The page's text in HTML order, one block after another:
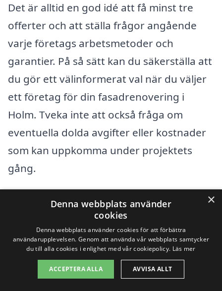
Det är alltid en god idé att få minst tre
offerter och att ställa frågor angående
varje företags arbetsmetoder och
garantier. På så sätt kan du säkerställa att
du gör ett välinformerat val när du väljer
ett företag för din fasadrenovering i
Holm. Tveka inte att också fråga om
eventuella dolda avgifter eller kostnader
som kan uppkomma under projektets
gång.
Få 3 erbjudanden, gratis och utan
Sök efter en
×
Denna webbplats använder
cookies
Denna webbplats använder cookies för att förbättra
användarupplevelsen. Genom att använda vår webbplats samtycker
du till alla cookies i enlighet med vår cookiepolicy. Läs mer
ACCEPTERA ALLA AVVISA ALLT